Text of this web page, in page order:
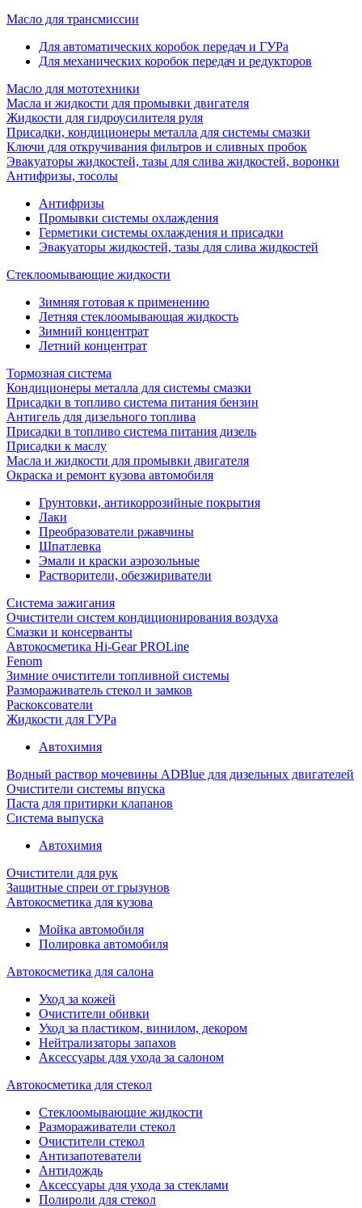
Масло для трансмиссии
Для автоматических коробок передач и ГУРа
Для механических коробок передач и редукторов
Масло для мототехники
Масла и жидкости для промывки двигателя
Жидкости для гидроусилителя руля
Присадки, кондиционеры металла для системы смазки
Ключи для откручивания фильтров и сливных пробок
Эвакуаторы жидкостей, тазы для слива жидкостей, воронки
Антифризы, тосолы
Антифризы
Промывки системы охлаждения
Герметики системы охлаждения и присадки
Эвакуаторы жидкостей, тазы для слива жидкостей
Стеклоомывающие жидкости
Зимняя готовая к применению
Летняя стеклоомывающая жидкость
Зимний концентрат
Летний концентрат
Тормозная система
Кондиционеры металла для системы смазки
Присадки в топливо система питания бензин
Антигель для дизельного топлива
Присадки в топливо система питания дизель
Присадки к маслу
Масла и жидкости для промывки двигателя
Окраска и ремонт кузова автомобиля
Грунтовки, антикоррозийные покрытия
Лаки
Преобразователи ржавчины
Шпатлевка
Эмали и краски аэрозольные
Растворители, обезжириватели
Система зажигания
Очистители систем кондиционирования воздуха
Смазки и консерванты
Автокосметика Hi-Gear PROLine
Fenom
Зимние очистители топливной системы
Размораживатель стекол и замков
Раскоксователи
Жидкости для ГУРа
Автохимия
Водный раствор мочевины ADBlue для дизельных двигателей
Очистители системы впуска
Паста для притирки клапанов
Система выпуска
Автохимия
Очистители для рук
Защитные спреи от грызунов
Автокосметика для кузова
Мойка автомобиля
Полировка автомобиля
Автокосметика для салона
Уход за кожей
Очистители обивки
Уход за пластиком, винилом, декором
Нейтрализаторы запахов
Аксессуары для ухода за салоном
Автокосметика для стекол
Стеклоомывающие жидкости
Размораживатели стекол
Очистители стекол
Антизапотеватели
Антидождь
Аксессуары для ухода за стеклами
Полироли для стекол